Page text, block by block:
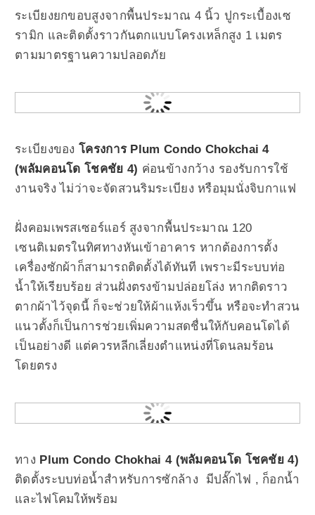
ระเบียงยกขอบสูงจากพื้นประมาณ 4 นิ้ว ปูกระเบื้องเซ
รามิก และติดตั้งราวกันตกแบบโครงเหล็กสูง 1 เมตร
ตามมาตรฐานความปลอดภัย
ระเบียงของ โครงการ Plum Condo Chokchai 4
(พลัมคอนโด โชคชัย 4) ค่อนข้างกว้าง รองรับการใช้
งานจริง ไม่ว่าจะจัดสวนริมระเบียง หรือมุมนั่งจิบกาแฟ
ฝั่งคอมเพรสเซอร์แอร์ สูงจากพื้นประมาณ 120
เซนติเมตรในทิศทางหันเข้าอาคาร หากต้องการตั้ง
เครื่องซักผ้าก็สามารถติดตั้งได้ทันที เพราะมีระบบท่อ
น้ำให้เรียบร้อย ส่วนฝั่งตรงข้ามปล่อยโล่ง หากติดราว
ตากผ้าไว้จุดนี้ ก็จะช่วยให้ผ้าแห้งเร็วขึ้น หรือจะทำสวน
แนวตั้งก็เป็นการช่วยเพิ่มความสดชื่นให้กับคอนโดได้
เป็นอย่างดี แต่ควรหลีกเลี่ยงตำแหน่งที่โดนลมร้อน
โดยตรง
ทาง Plum Condo Chokhai 4 (พลัมคอนโด โชคชัย 4)
ติดตั้งระบบท่อน้ำสำหรับการซักล้าง มีปลั๊กไฟ , ก็อกน้ำ
และไฟโคมให้พร้อม